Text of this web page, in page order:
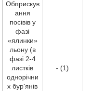
Обприскув
ання
посівів у
фазі
«ялинки»
льону (в
фазі 2-4
листків
однорічни
х бур'янів
- (1)